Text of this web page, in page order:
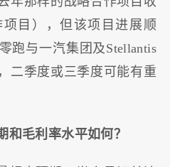
项目），但该项目进展顺
跑与一汽集团及Stellantis
二季度或三季度可能有重
和毛利率水平如何？